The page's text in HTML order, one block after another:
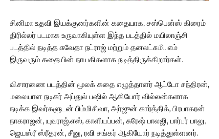
சினிமா உதவி இயக்குனர்களின் கதையாக, சஸ்பென்ஸ் கிரைம்
திரில்லர் படமாக உருவாகியுள்ள இந்த படத்தில் மயிலாஞ்சி
படத்தில் நடித்த சுவேதா நட்ராஜ் மற்றும் தனலட்சுமி. எம்
இருவரும் கதையின் நாயகிகளாக நடித்திருக்கிறார்கள்.
விசாரணை படத்தின் மூலக் கதை எழுத்தாளர் ஆட்டோ சந்திரன்,
மலையாள நடிகர் அப்துல் பஷில் ஆகியோர் வில்லன்களாக
நடிக்க இவர்களுடன் பிம்மிசிவா, அர்ஜுன் கார்த்திக், பிரபாகரன்
நாகராஜன், யுவராஜ்.எஸ், காளியப்பன், சுரேஷ் பாலஜி, பார்பர் பாலு,
ஜெயஸ்ரீ ஸ்ரீதரன், சீனு, ரவி சங்கர் ஆகியோர் நடித்துள்ளனர்.